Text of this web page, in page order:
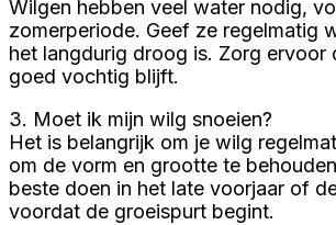
Wilgen hebben veel water nodig,
zomerperiode. Geef ze regelmatig
het langdurig droog is. Zorg ervoor
goed vochtig blijft.
3. Moet ik mijn wilg snoeien?
Het is belangrijk om je wilg
om de vorm en grootte te
beste doen in het late voorjaar of
voordat de groeispurt begint.